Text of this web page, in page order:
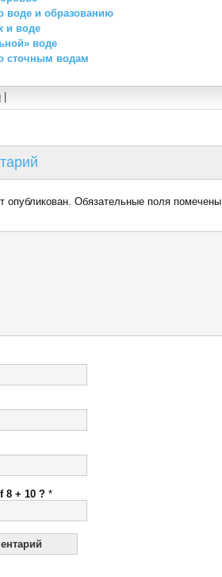
и образованию
и воде
воде
сточным водам
опубликован. Обязательные поля помечены
8 + 10 ? *